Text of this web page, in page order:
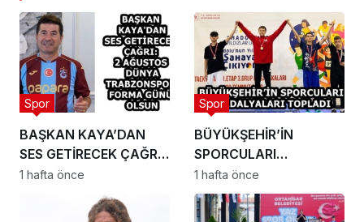
BAŞKAN KAYA’DAN
SES GETİRECEK ÇAĞRI:
2 AĞUSTOS DÜNYA
TRABZONSPOR FORMA
GÜNÜ OLSUN
Spor
1 hafta önce
BÜYÜKŞEHİR’İN
SPORCULARI
MADALYALARI
TOPLADI
Spor
1 hafta önce